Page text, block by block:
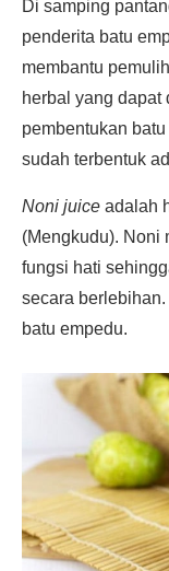
Di samping
penderita batu
membantu
herbal yang dapat
pembentukan
sudah terbentuk
Noni juice adalah
(Mengkudu). Noni
fungsi hati
secara
batu empedu.